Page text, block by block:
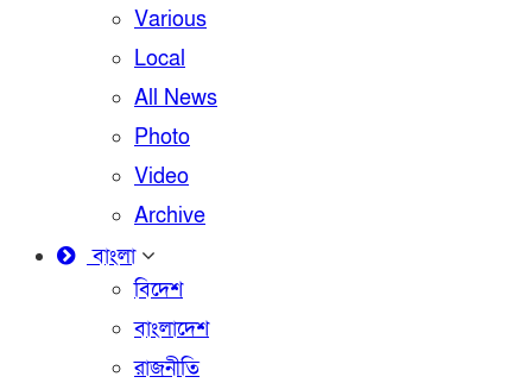
Various
Local
All News
Photo
Video
Archive
বাংলা
বিদেশ
বাংলাদেশ
রাজনীতি